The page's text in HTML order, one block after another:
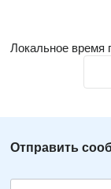
Локальное время
Отправить